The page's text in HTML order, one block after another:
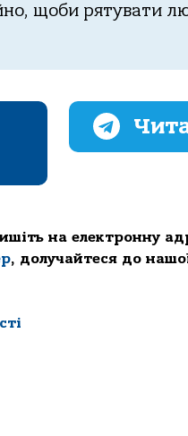
щоби рятувати
на електронну
, долучайтеся до